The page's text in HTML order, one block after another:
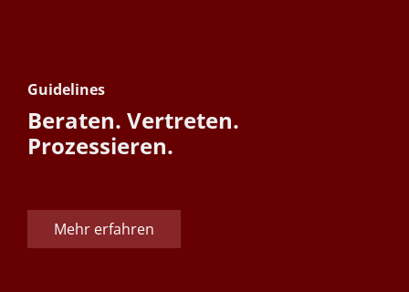
Guidelines
Beraten. Vertreten.
Prozessieren.
Mehr erfahren